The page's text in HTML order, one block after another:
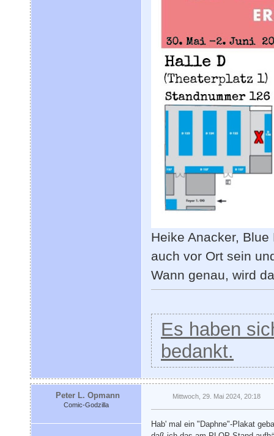
Heike Anacker,
auch vor Ort sein
Wann genau, wird
Es haben
bedankt.
Peter L. Opmann
Comic-Godzilla
Mittwoch, 29. Mai 2024, 20:18
Hab' mal ein "Daphne"-Plakat